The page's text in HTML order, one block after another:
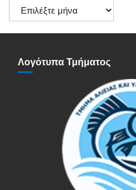
Ιστορικό
Ανακοινώσεων
Λογότυπα Τμήματος